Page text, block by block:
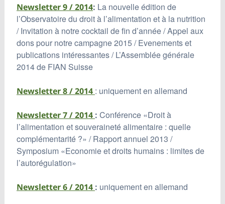
Newsletter 9 / 2014: La nouvelle édition de
l’Observatoire du droit à l’alimentation et à la nutrition
/ Invitation à notre cocktail de fin d’année / Appel aux
dons pour notre campagne 2015 / Evenements et
publications intéressantes / L’Assemblée générale
2014 de FIAN Suisse
Newsletter 8 / 2014 : uniquement en allemand
Newsletter 7 / 2014 : Conférence «Droit à
l’alimentation et souveraineté alimentaire : quelle
complémentarité ?» / Rapport annuel 2013 /
Symposium «Economie et droits humains : limites de
l’autorégulation»
Newsletter 6 / 2014 : uniquement en allemand